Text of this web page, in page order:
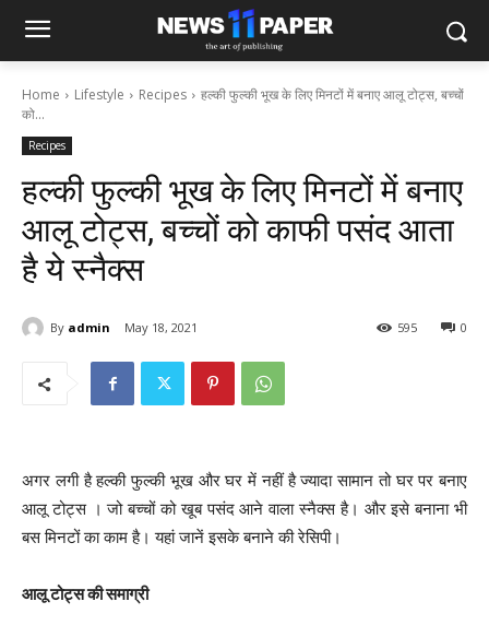
Home Lifestyle Recipes
हल्की फुल्की भूख के लिए मिनटों में बनाए आलू टोट्स, बच्चों
को...
Recipes
हल्की फुल्की भूख के लिए मिनटों में बनाए
आलू टोट्स, बच्चों को काफी पसंद आता
है ये स्नैक्स
By admin May 18, 2021 0
595
अगर लगी है हल्की फुल्की भूख और घर में नहीं है ज्यादा सामान तो घर पर बनाए
आलू टोट्स । जो बच्चों को खूब पसंद आने वाला स्नैक्स है। और इसे बनाना भी
बस मिनटों का काम है। यहां जानें इसके बनाने की रेसिपी।
आलू टोट्स की समाग्री